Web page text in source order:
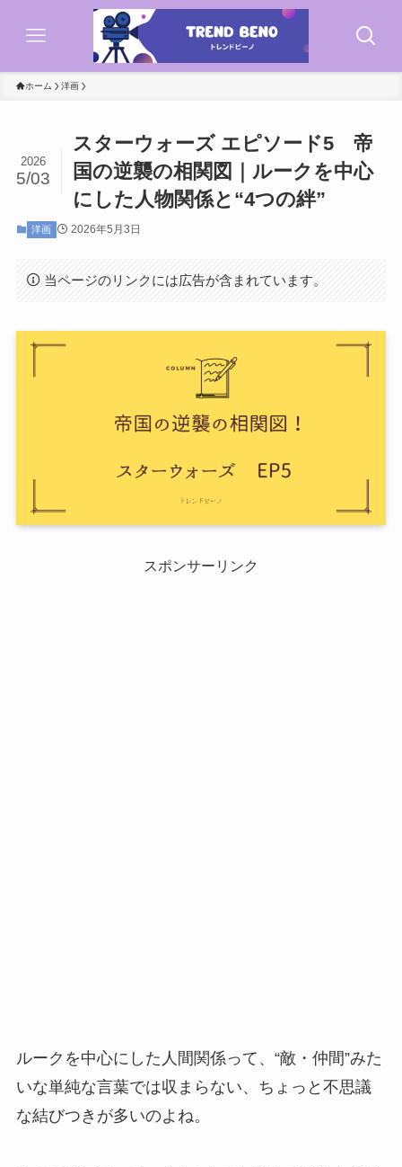
ホーム 洋画
スターウォーズ エピソード5 帝
国の逆襲の相関図｜ルークを中心
にした人物関係と“4つの絆”
2026
5/03
洋画 2026年5月3日
当ページのリンクには広告が含まれています。
スポンサーリンク
ルークを中心にした人間関係って、“敵・仲間”みた
いな単純な言葉では収まらない、ちょっと不思議
な結びつきが多いのよね。